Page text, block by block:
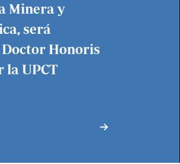
Minera y
será
Honoris
la UPCT